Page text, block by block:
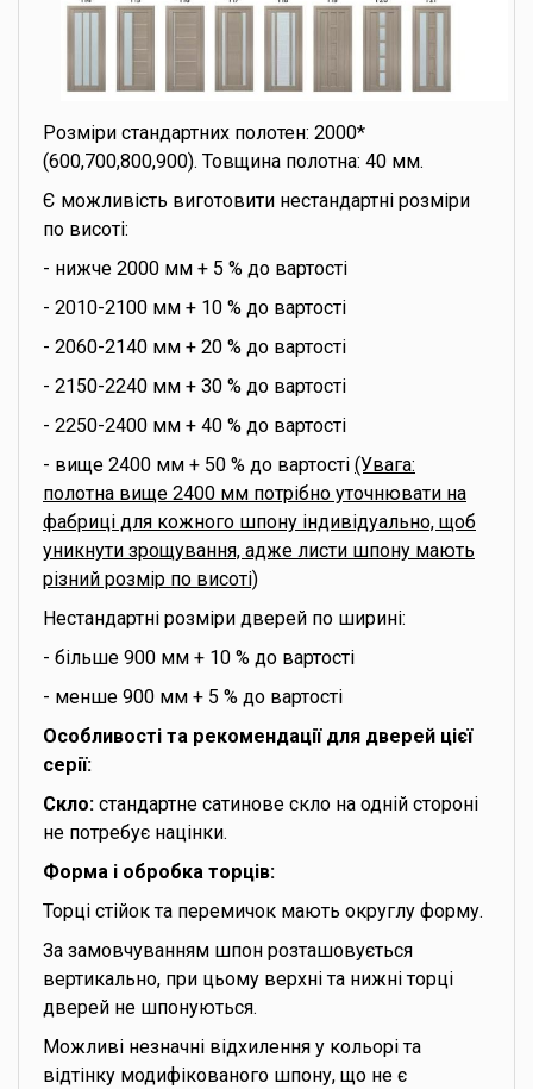
Розміри стандартних полотен: 2000*
(600,700,800,900). Товщина полотна: 40 мм.
Є можливість виготовити нестандартні розміри
по висоті:
- нижче 2000 мм + 5 % до вартості
- 2010-2100 мм + 10 % до вартості
- 2060-2140 мм + 20 % до вартості
- 2150-2240 мм + 30 % до вартості
- 2250-2400 мм + 40 % до вартості
- вище 2400 мм + 50 % до вартості (Увага:
полотна вище 2400 мм потрібно уточнювати на
фабриці для кожного шпону індивідуально, щоб
уникнути зрощування, адже листи шпону мають
різний розмір по висоті)
Нестандартні розміри дверей по ширині:
- більше 900 мм + 10 % до вартості
- менше 900 мм + 5 % до вартості
Особливості та рекомендації для дверей цієї
серії:
Скло: стандартне сатинове скло на одній стороні
не потребує націнки.
Форма і обробка торців:
Торці стійок та перемичок мають округлу форму.
За замовчуванням шпон розташовується
вертикально, при цьому верхні та нижні торці
дверей не шпонуються.
Можливі незначні відхилення у кольорі та
відтінку модифікованого шпону, що не є